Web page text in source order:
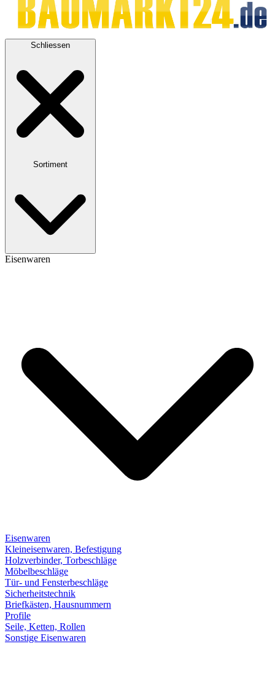
Schliessen
Sortiment
Eisenwaren
Eisenwaren
Kleineisenwaren, Befestigung
Holzverbinder, Torbeschläge
Möbelbeschläge
Tür- und Fensterbeschläge
Sicherheitstechnik
Briefkästen, Hausnummern
Profile
Seile, Ketten, Rollen
Sonstige Eisenwaren